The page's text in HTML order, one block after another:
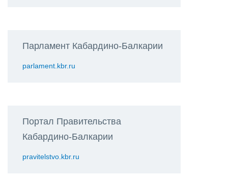
Парламент Кабардино-Балкарии
parlament.kbr.ru
Портал Правительства
Кабардино-Балкарии
pravitelstvo.kbr.ru